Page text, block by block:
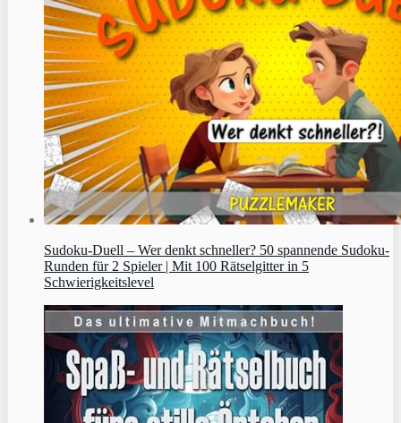
Sudoku‑Duell – Wer denkt schneller? 50 spannende Sudoku-
Runden für 2 Spieler | Mit 100 Rätselgitter in 5
Schwierigkeitslevel